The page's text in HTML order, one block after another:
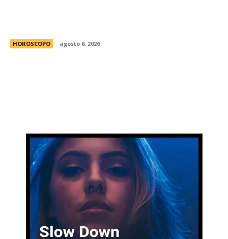
HOROSCOPO agosto 6, 2026